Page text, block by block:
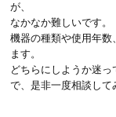
が、
なかなか難しいです。
機器の種類や使用年数
ます。
どちらにしようか迷
で、是非一度相談し